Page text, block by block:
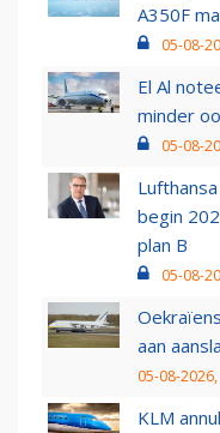
A350F
05-08-
El Al
minder
05-08-
begin
plan B
05-08-
aan
05-08-
KLM